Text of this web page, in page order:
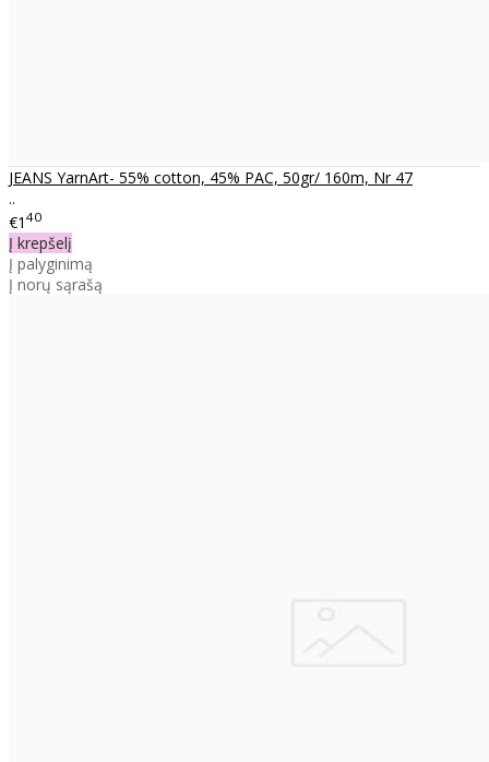
JEANS YarnArt- 55% cotton, 45% PAC, 50gr/ 160m, Nr 47
..
€1 40
Į krepšelį
Į palyginimą
Į norų sąrašą